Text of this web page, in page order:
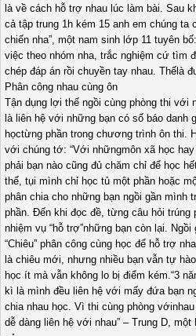
là về cách hỗ trợ nhau lúc làm bài. Sau
cả tập trung 1h kém 15 anh em chúng ta
chiến nha”, một nam sinh lớp 11 tuyên
việc theo nhóm nha, trắc nghiệm cứ tìm
chép đáp án rồi chuyền tay nhau. Thếlà
Phân công nhau cùng ôn
Tận dụng lợi thế ngồi cùng phòng thi với
là liên hệ với những bạn có số báo danh
họctừng phần trong chương trình ôn thi.
với chúng tớ: “Với nhữngmôn xã học
phải bạn nào cũng đủ chăm chỉ để học
thế, tụi mình chỉ học tủ một phần hoặc
phân chia cho những bạn ngồi gần mình
phần. Đến khi đọc đề, từng câu hỏi trúng
nhiệm vụ “hỗ trợ”những bạn còn lại.
“Chiêu” phân công cùng học để hỗ trợ
là chiêu mới, nhưng nhiều bạn vẫn tự
học ít mà vẫn không lo bị điểm kém.“3
kì là mình đều liên hệ với mấy đứa bạn
chia nhau học. Vì thi cùng phòng
dễ dàng liên hệ với nhau” – Trung D,